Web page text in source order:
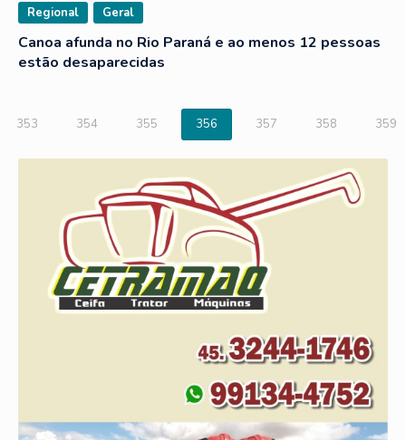
Regional Geral
Canoa afunda no Rio Paraná e ao menos 12 pessoas
estão desaparecidas
353 354 355 356 357 358 359